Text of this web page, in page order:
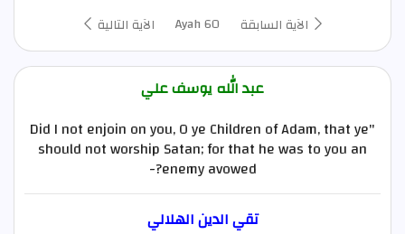
الآية السابقة
Ayah 60 الآية التالية
عبد الله يوسف علي
"Did I not enjoin on you, O ye Children of Adam, that ye
should not worship Satan; for that he was to you an
enemy avowed?-
تقي الدين الهلالي